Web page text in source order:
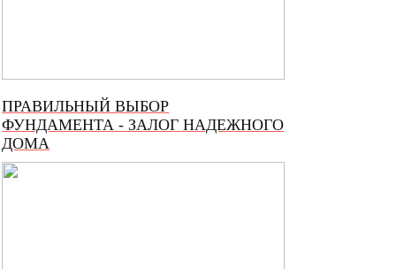
ПРАВИЛЬНЫЙ ВЫБОР
ФУНДАМЕНТА - ЗАЛОГ НАДЕЖНОГО
ДОМА